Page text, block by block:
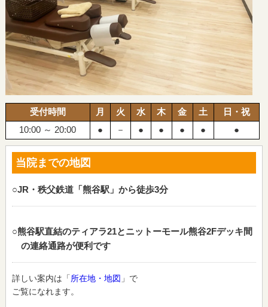
受付時間 月 火 水 木 金 土
日・祝
10:00 ～ 20:00
● － ● ● ● ● ●
当院までの地図
○JR・秩父鉄道「熊谷駅」から徒歩3分
○熊谷駅直結のティアラ21とニットーモール熊谷2Fデッキ間
の連絡通路が便利です
詳しい案内は「所在地・地図 」で
ご覧になれます。